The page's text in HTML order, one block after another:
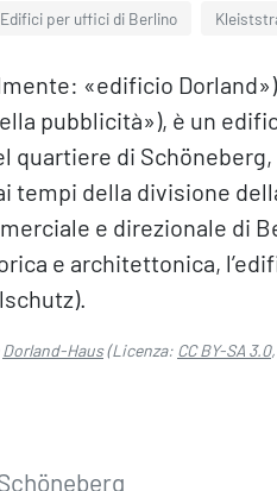
Edifici per uffici di Berlino
«edificio
pubblicità»), è un
quartiere di
tempi della divisione
e direzionale di
e architettonica,
Dorland-Haus(Licenza: CC BY-SA 3.0,